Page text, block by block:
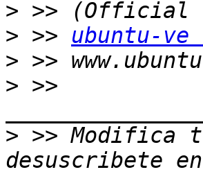
>
> >> ubuntu-
>
> >>
> >> Modifica